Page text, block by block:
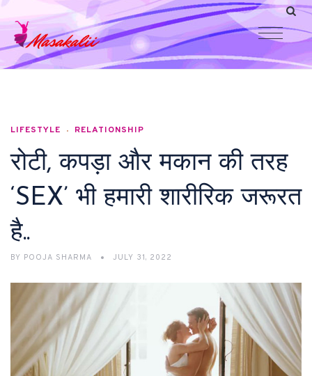
LIFESTYLE RELATIONSHIP
रोटी, कपड़ा और मकान की तरह
‘SEX’ भी हमारी शारीरिक जरूरत
है..
BY POOJA SHARMA JULY 31, 2022